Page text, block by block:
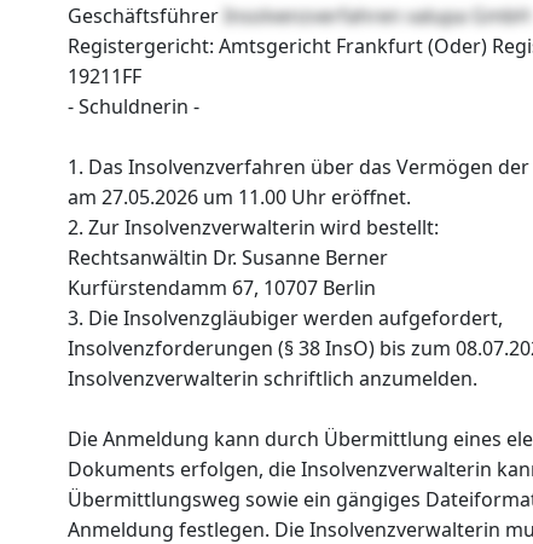
Geschäftsführer Insolvenzverfahren valupa GmbH
Registergericht: Amtsgericht Frankfurt (Oder)
19211FF
- Schuldnerin -
1. Das Insolvenzverfahren über das Vermögen
am 27.05.2026 um 11.00 Uhr eröffnet.
2. Zur Insolvenzverwalterin wird bestellt:
Rechtsanwältin Dr. Susanne Berner
Kurfürstendamm 67, 10707 Berlin
3. Die Insolvenzgläubiger werden aufgefordert,
Insolvenzforderungen (§ 38 InsO) bis zum
Insolvenzverwalterin schriftlich anzumelden.
Die Anmeldung kann durch Übermittlung eines
Dokuments erfolgen, die Insolvenzverwalterin
Übermittlungsweg sowie ein gängiges
Anmeldung festlegen. Die Insolvenzverwalterin